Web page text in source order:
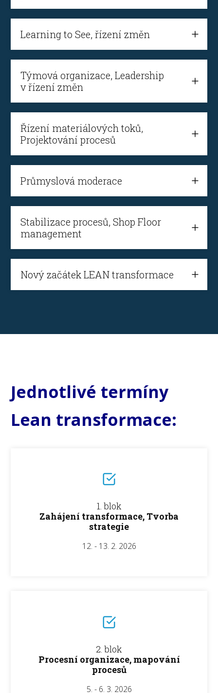
Learning to See, řízení změn
Týmová organizace, Leadership
v řízení změn
Řízení materiálových toků,
Projektování procesů
Průmyslová moderace
Stabilizace procesů, Shop Floor
management
Nový začátek LEAN transformace
Jednotlivé termíny
Lean transformace:
1. blok
Zahájení transformace, Tvorba
strategie
12. - 13. 2. 2026
2. blok
Procesní organizace, mapování
procesů
5. - 6. 3. 2026